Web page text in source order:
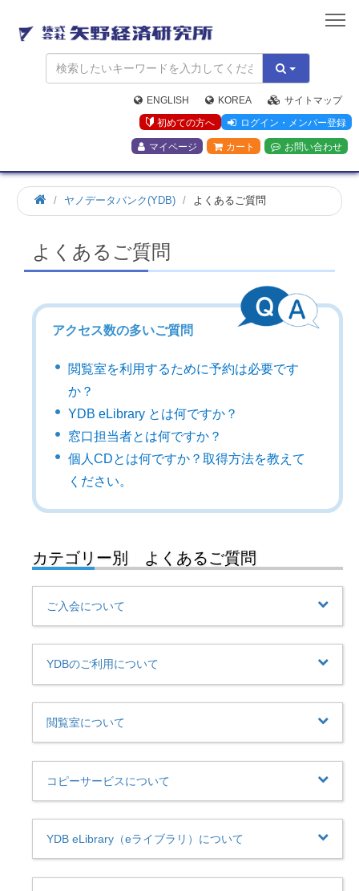
矢
野
経
済
研
究
所
ENGLISH KOREA
サイトマップ
初めての方へ
ログイン・メンバー登録
マイページ カート お問い合わせ
ヤノデータバンク(YDB) よくあるご質問
よくあるご質問
アクセス数の多いご質問
閲覧室を利用するために予約は必要です
か？
YDB eLibrary とは何ですか？
窓口担当者とは何ですか？
個人CDとは何ですか？取得方法を教えて
ください。
カテゴリー別 よくあるご質問
ご入会について
YDBのご利用について
閲覧室について
コピーサービスについて
YDB eLibrary（eライブラリ）について